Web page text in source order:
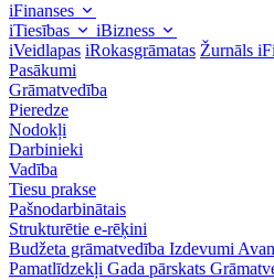
iFinanses
iTiesības
iBizness
iVeidlapas iRokasgrāmatas Žurnāls
Pasākumi
Grāmatvedība
Pieredze
Nodokļi
Darbinieki
Vadība
Tiesu prakse
Pašnodarbinātais
Strukturētie e-rēķini
Budžeta grāmatvedība Izdevumi
Pamatlīdzekļi Gada pārskats